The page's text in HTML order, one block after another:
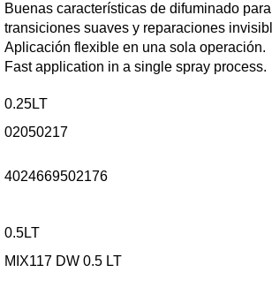
Buenas características de difuminado para
transiciones suaves y reparaciones
Aplicación flexible en una sola operación.
Fast application in a single spray process.
0.25LT
02050217
4024669502176
0.5LT
MIX117 DW 0.5 LT